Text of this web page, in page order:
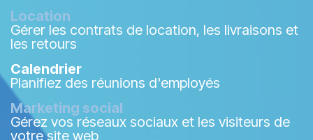
Location
Gérer les contrats de location, les livraisons et
les retours
Calendrier
Planifiez des réunions d'employés
Marketing social
Gérez vos réseaux sociaux et les visiteurs de
votre site web